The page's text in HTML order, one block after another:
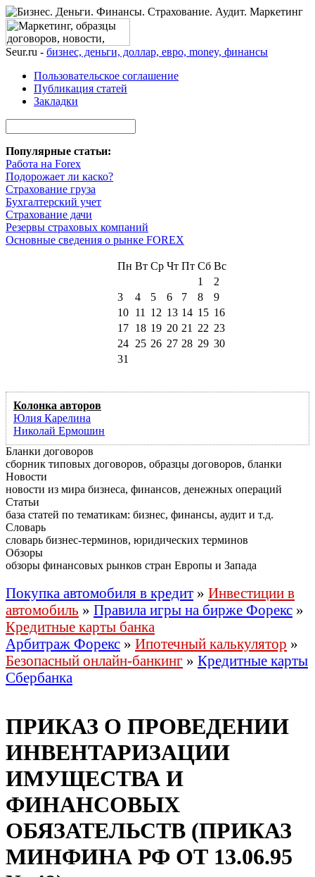
Seur.ru - бизнес, деньги, доллар, евро, money, финансы
Пользовательское соглашение
Публикация статей
Закладки
Популярные статьи:
Работа на Forex
Подорожает ли каско?
Страхование груза
Бухгалтерский учет
Страхование дачи
Резервы страховых компаний
Основные сведения о рынке FOREX
Пн Вт Ср Чт Пт Сб Вс
1
2
3
4 5 6 7 8
9
10
11 12 13 14 15 16
17
18 19 20 21 22 23
24
25 26 27 28 29 30
31
Колонка авторов
Юлия Карелина
Николай Ермошин
Бланки договоров
сборник типовых договоров, образцы договоров, бланки
Новости
новости из мира бизнеса, финансов, денежных операций
Статьи
база статей по тематикам: бизнес, финансы, аудит и т.д.
Словарь
словарь бизнес-терминов, юридических терминов
Обзоры
обзоры финансовых рынков стран Европы и Запада
Покупка автомобиля в кредит » Инвестиции в
автомобиль » Правила игры на бирже Форекс »
Кредитные карты банка
Арбитраж Форекс » Ипотечный калькулятор »
Безопасный онлайн-банкинг » Кредитные карты
Сбербанка
ПРИКАЗ О ПРОВЕДЕНИИ
ИНВЕНТАРИЗАЦИИ
ИМУЩЕСТВА И
ФИНАНСОВЫХ
ОБЯЗАТЕЛЬСТВ (ПРИКАЗ
МИНФИНА РФ ОТ 13.06.95